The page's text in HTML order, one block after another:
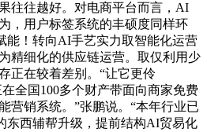
往往越好。对电商平台而言，AI
，用户标签系统的丰硕度同样环
能！转向AI手艺实力取智能化运营
精细化的供应链运营。取仅利用少
正在较着差别。“让它更伶
全国100多个财产带面向商家免费
营销系统。”张鹏说。“本年行业已
东西辅帮升级，提前结构AI贸易化